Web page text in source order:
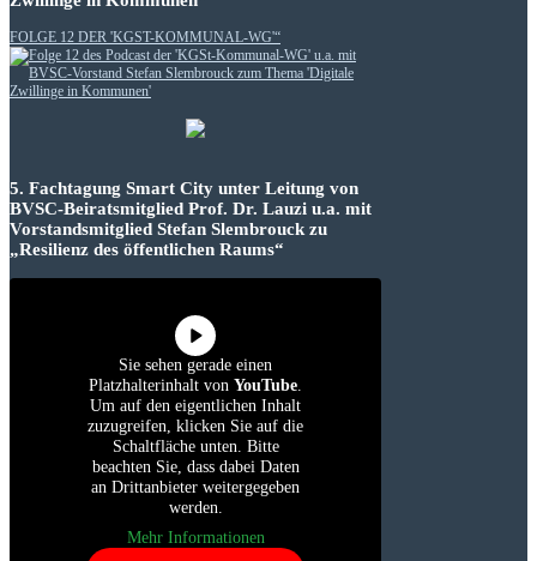
FOLGE 12 DER 'KGST-KOMMUNAL-WG'“
5. Fachtagung Smart City unter Leitung von
BVSC-Beiratsmitglied Prof. Dr. Lauzi u.a. mit
Vorstandsmitglied Stefan Slembrouck zu
„Resilienz des öffentlichen Raums“
Sie sehen gerade einen
Platzhalterinhalt von YouTube.
Um auf den eigentlichen Inhalt
zuzugreifen, klicken Sie auf die
Schaltfläche unten. Bitte
beachten Sie, dass dabei Daten
an Drittanbieter weitergegeben
werden.
Mehr Informationen